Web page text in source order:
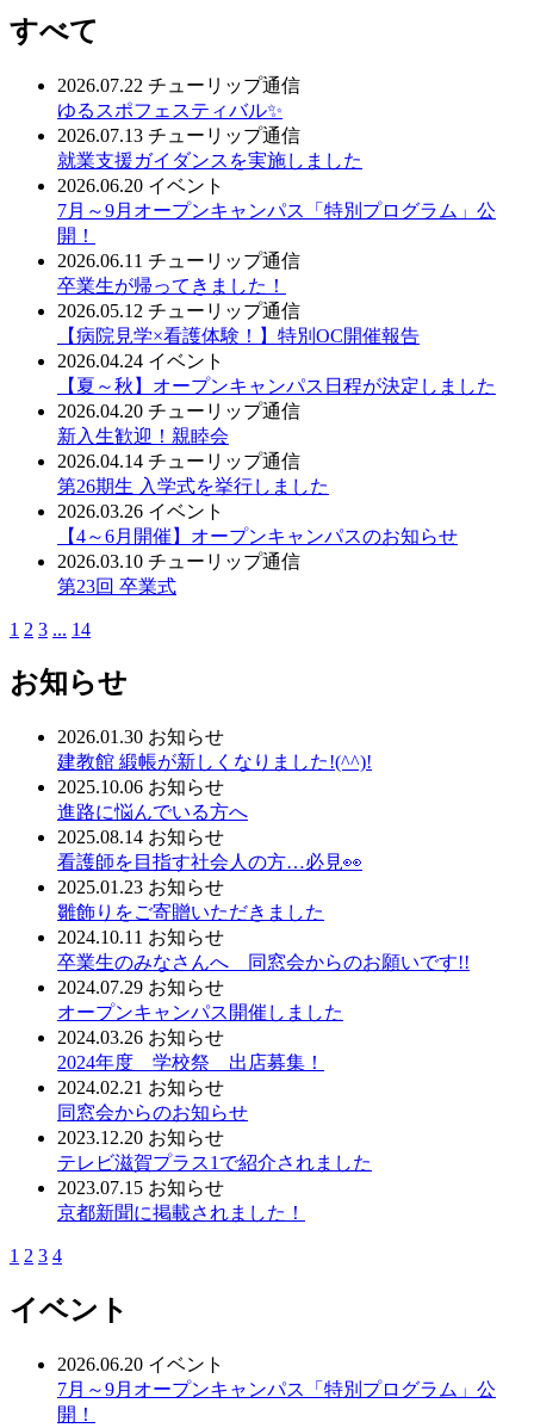
すべて
2026.07.22 チューリップ通信
ゆるスポフェスティバル✨
2026.07.13 チューリップ通信
就業支援ガイダンスを実施しました
2026.06.20 イベント
7月～9月オープンキャンパス「特別プログラム」公
開！
2026.06.11 チューリップ通信
卒業生が帰ってきました！
2026.05.12 チューリップ通信
【病院見学×看護体験！】特別OC開催報告
2026.04.24 イベント
【夏～秋】オープンキャンパス日程が決定しました
2026.04.20 チューリップ通信
新入生歓迎！親睦会
2026.04.14 チューリップ通信
第26期生 入学式を挙行しました
2026.03.26 イベント
【4～6月開催】オープンキャンパスのお知らせ
2026.03.10 チューリップ通信
第23回 卒業式
1 2 3 ... 14
お知らせ
2026.01.30 お知らせ
建教館 緞帳が新しくなりました!(^^)!
2025.10.06 お知らせ
進路に悩んでいる方へ
2025.08.14 お知らせ
看護師を目指す社会人の方…必見👀
2025.01.23 お知らせ
雛飾りをご寄贈いただきました
2024.10.11 お知らせ
卒業生のみなさんへ 同窓会からのお願いです!!
2024.07.29 お知らせ
オープンキャンパス開催しました
2024.03.26 お知らせ
2024年度 学校祭 出店募集！
2024.02.21 お知らせ
同窓会からのお知らせ
2023.12.20 お知らせ
テレビ滋賀プラス1で紹介されました
2023.07.15 お知らせ
京都新聞に掲載されました！
1 2 3 4
イベント
2026.06.20 イベント
7月～9月オープンキャンパス「特別プログラム」公
開！